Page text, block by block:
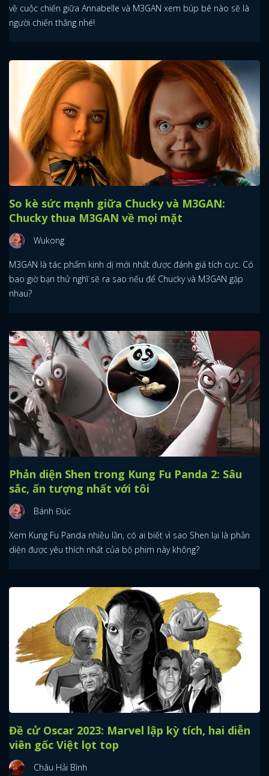
về cuộc chiến giữa Annabelle và M3GAN xem búp bê nào sẽ là
người chiến thắng nhé!
So kè sức mạnh giữa Chucky và M3GAN:
Chucky thua M3GAN về mọi mặt
Wukong
M3GAN là tác phẩm kinh dị mới nhất được đánh giá tích cực. Có
bao giờ bạn thử nghĩ sẽ ra sao nếu để Chucky và M3GAN gặp
nhau?
Phản diện Shen trong Kung Fu Panda 2: Sâu
sắc, ấn tượng nhất với tôi
Bánh Đúc
Xem Kung Fu Panda nhiều lần, có ai biết vì sao Shen lại là phản
diện được yêu thích nhất của bộ phim này không?
Đề cử Oscar 2023: Marvel lập kỳ tích, hai diễn
viên gốc Việt lọt top
Châu Hải Bình